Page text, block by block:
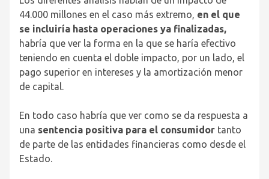
44.000 millones en el caso más extremo, en el que
se incluiría hasta operaciones ya finalizadas,
habría que ver la forma en la que se haría efectivo
teniendo en cuenta el doble impacto, por un lado, el
pago superior en intereses y la amortización menor
de capital.
En todo caso habría que ver como se da respuesta a
una sentencia positiva para el consumidor tanto
de parte de las entidades financieras como desde el
Estado.